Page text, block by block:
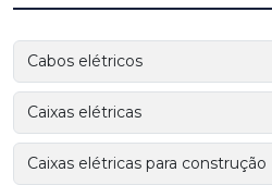
Cabos elétricos
Caixas elétricas
Caixas elétricas para construção